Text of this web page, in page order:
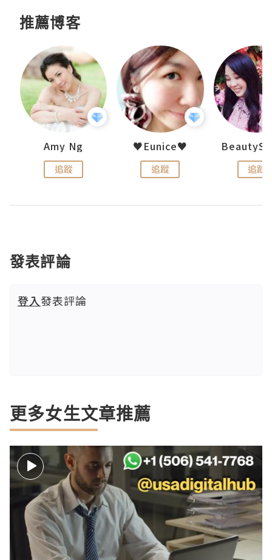
推薦博客
Amy Ng
追蹤
♥Eunice♥
追蹤 追蹤
發表評論
登入發表評論
更多女生文章推薦